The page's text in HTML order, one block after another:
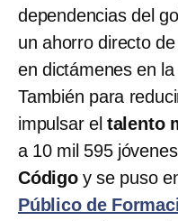
dependencias del
un ahorro directo
en dictámenes en
También para
impulsar el talento
a 10 mil 595
Códigoy se puso
Público de